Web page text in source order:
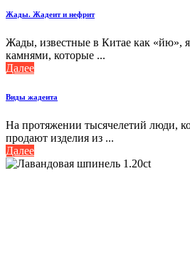
Жады. Жадеит и нефрит
Жады, известные в Китае как «йю»,
камнями, которые ...
Далее
Виды жадеита
На протяжении тысячелетий люди,
продают изделия из ...
Далее